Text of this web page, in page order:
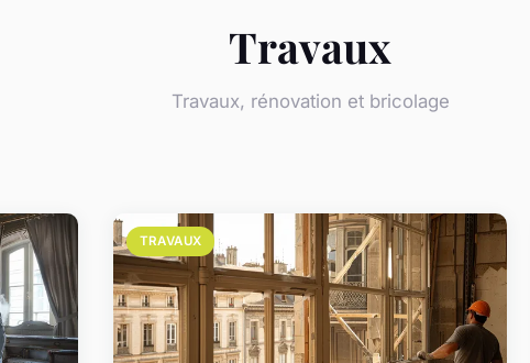
Travaux
Travaux, rénovation et bricolage
TRAVAUX